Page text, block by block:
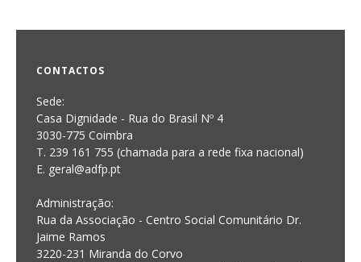
CONTACTOS
Sede:
Casa Dignidade - Rua do Brasil Nº 4
3030-775 Coimbra
T. 239 161 755 (chamada para a rede fixa nacional)
E. geral@adfp.pt
Administração:
Rua da Associação - Centro Social Comunitário Dr.
Jaime Ramos
3220-231 Miranda do Corvo